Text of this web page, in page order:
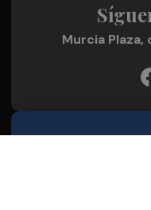
Murcia